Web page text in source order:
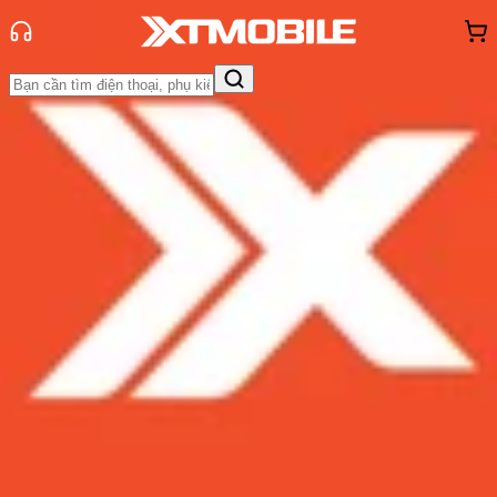
Trang chủ
Tin tức
So Sánh
Đánh Giá - Trên TaySo Sánh Tư vấnKhuyến
Hỏi đáp App - Game Thông báo
hàng - Sự kiện
Galaxy S10 chạy chip Exynos 9820
và chip Snapdragon 855 so hiệu
năng
Ngày đăng:07/04/2019